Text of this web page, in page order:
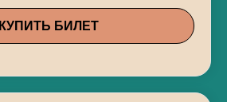
КУПИТЬ БИЛЕТ